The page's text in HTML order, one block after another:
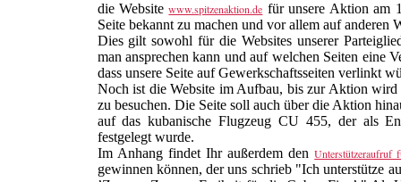
die Websitewww.spitzenaktion.de für unsere Aktion am
Seite bekannt zu machen und vor allem auf anderen
Dies gilt sowohl für die Websites unserer
man ansprechen kann und auf welchen Seiten eine
dass unsere Seite auf Gewerkschaftsseiten verlinkt
Noch ist die Website im Aufbau, bis zur Aktion
zu besuchen. Die Seite soll auch über die Aktion
auf das kubanische Flugzeug CU 455, der als
festgelegt wurde.
Im Anhang findet Ihr außerdem denUnterstützeraufruf
gewinnen können, der uns schrieb "Ich unterstütze